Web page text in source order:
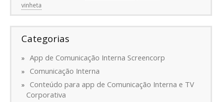
vinheta
Categorias
App de Comunicação Interna Screencorp
Comunicação Interna
Conteúdo para app de Comunicação Interna e TV
Corporativa